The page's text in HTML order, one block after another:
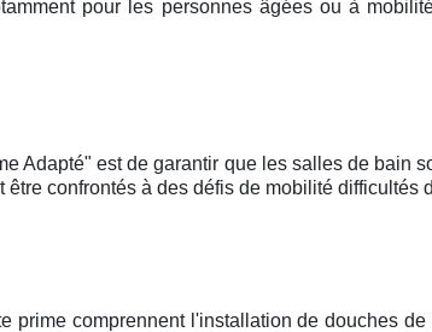
pour les personnes âgées ou à
Adapté" est de garantir que les salles de bain
confrontés à des défis de mobilité difficultés
prime comprennent l'installation de douches